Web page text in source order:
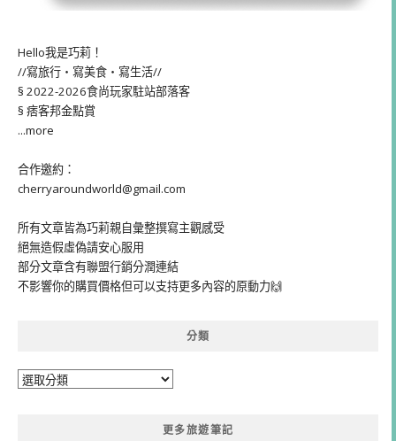
Hello我是巧莉！
//寫旅行・寫美食・寫生活//
§ 2022-2026食尚玩家駐站部落客
§ 痞客邦金點賞
...more
合作邀約：
cherryaroundworld@gmail.com
所有文章皆為巧莉親自彙整撰寫主觀感受
絕無造假虛偽請安心服用
部分文章含有聯盟行銷分潤連結
不影響你的購買價格但可以支持更多內容的原動力🙌
分類
分
更多旅遊筆記